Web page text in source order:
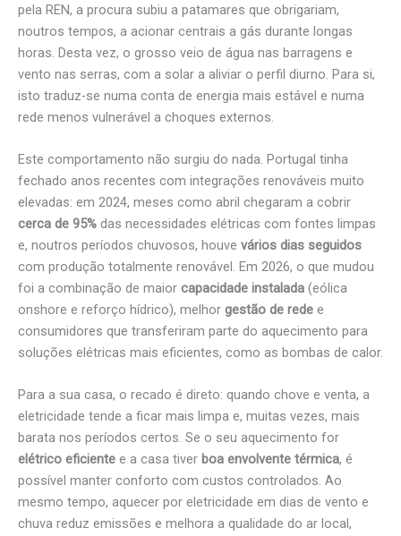
pela REN, a procura subiu a patamares que obrigariam,
noutros tempos, a acionar centrais a gás durante longas
horas. Desta vez, o grosso veio de água nas barragens e
vento nas serras, com a solar a aliviar o perfil diurno. Para si,
isto traduz-se numa conta de energia mais estável e numa
rede menos vulnerável a choques externos.
Este comportamento não surgiu do nada. Portugal tinha
fechado anos recentes com integrações renováveis muito
elevadas: em 2024, meses como abril chegaram a cobrir
cerca de 95% das necessidades elétricas com fontes limpas
e, noutros períodos chuvosos, houve vários dias seguidos
com produção totalmente renovável. Em 2026, o que mudou
foi a combinação de maior capacidade instalada (eólica
onshore e reforço hídrico), melhor gestão de rede e
consumidores que transferiram parte do aquecimento para
soluções elétricas mais eficientes, como as bombas de calor.
Para a sua casa, o recado é direto: quando chove e venta, a
eletricidade tende a ficar mais limpa e, muitas vezes, mais
barata nos períodos certos. Se o seu aquecimento for
elétrico eficiente e a casa tiver boa envolvente térmica, é
possível manter conforto com custos controlados. Ao
mesmo tempo, aquecer por eletricidade em dias de vento e
chuva reduz emissões e melhora a qualidade do ar local,